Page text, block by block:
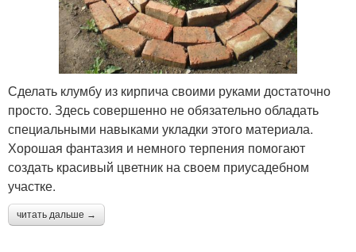
Сделать клумбу из кирпича своими руками достаточно
просто. Здесь совершенно не обязательно обладать
специальными навыками укладки этого материала.
Хорошая фантазия и немного терпения помогают
создать красивый цветник на своем приусадебном
участке.
читать дальше →